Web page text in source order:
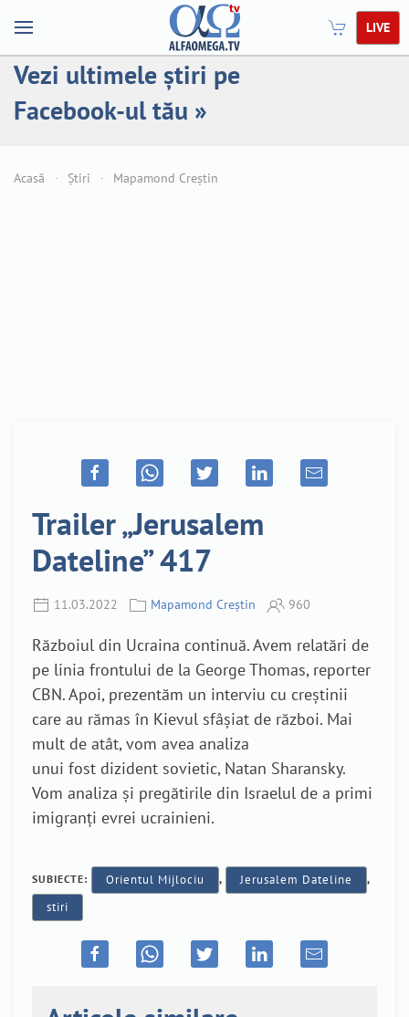
LIVE
Vezi ultimele știri pe
Facebook-ul tău »
Acasă Știri Mapamond Creștin
Trailer „Jerusalem
Dateline” 417
11.03.2022 Mapamond Creștin 960
Războiul din Ucraina continuă. Avem relatări de
pe linia frontului de la George Thomas, reporter
CBN. Apoi, prezentăm un interviu cu creștinii
care au rămas în Kievul sfâșiat de război. Mai
mult de atât, vom avea analiza
unui fost dizident sovietic, Natan Sharansky.
Vom analiza și pregătirile din Israelul de a primi
imigranți evrei ucrainieni.
SUBIECTE: Orientul Mijlociu , Jerusalem Dateline ,
stiri